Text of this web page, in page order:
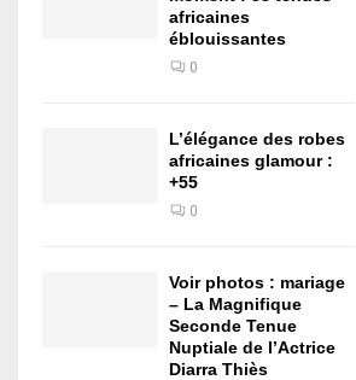
africaines
éblouissantes
0
L’élégance des robes
africaines glamour :
+55
0
Voir photos : mariage
– La Magnifique
Seconde Tenue
Nuptiale de l’Actrice
Diarra Thiès